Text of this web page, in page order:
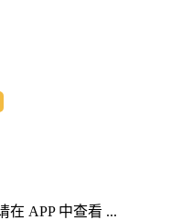
在 APP 中查看 ...